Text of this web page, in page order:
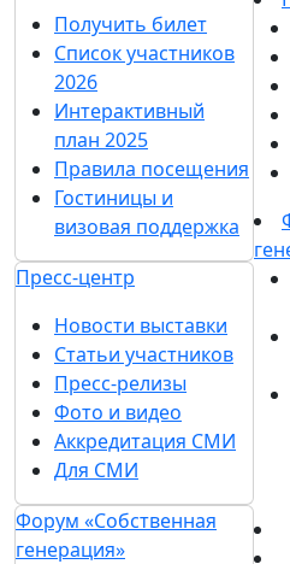
Получить билет
Список участников
2026
Интерактивный
план 2025
Правила посещения
Гостиницы и
визовая поддержка
Пресс-центр
Новости выставки
Статьи участников
Пресс-релизы
Фото и видео
Аккредитация СМИ
Для СМИ
Форум «Собственная
генерация»